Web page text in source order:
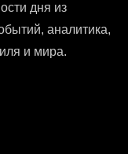
дня из
аналитика,
и мира.